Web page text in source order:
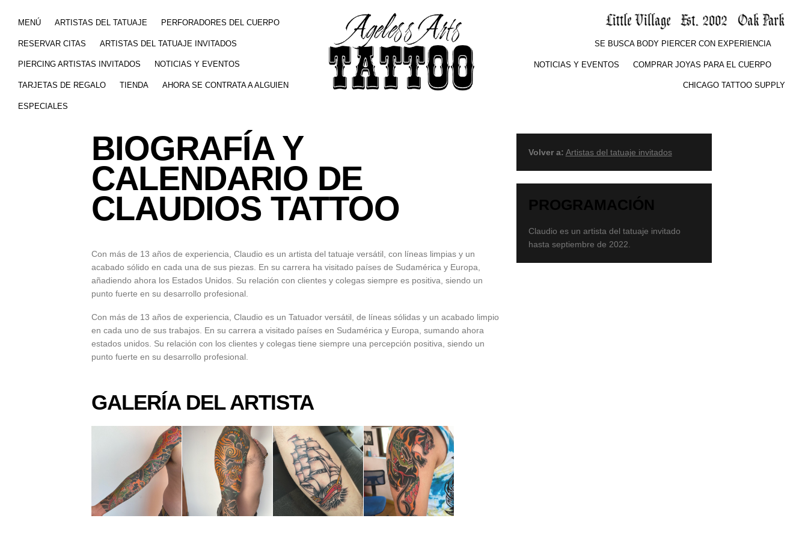
MENÚ ARTISTAS DEL TATUAJE PERFORADORES DEL CUERPO
RESERVAR CITAS ARTISTAS DEL TATUAJE INVITADOS
PIERCING ARTISTAS INVITADOS NOTICIAS Y EVENTOS
TARJETAS DE REGALO TIENDA AHORA SE CONTRATA A ALGUIEN
ESPECIALES
SE BUSCA BODY PIERCER CON EXPERIENCIA
NOTICIAS Y EVENTOS COMPRAR JOYAS PARA EL CUERPO
CHICAGO TATTOO SUPPLY
BIOGRAFÍA Y
CALENDARIO DE
CLAUDIOS TATTOO
Con más de 13 años de experiencia, Claudio es un artista del tatuaje versátil, con líneas limpias y un
acabado sólido en cada una de sus piezas. En su carrera ha visitado países de Sudamérica y Europa,
añadiendo ahora los Estados Unidos. Su relación con clientes y colegas siempre es positiva, siendo un
punto fuerte en su desarrollo profesional.
Con más de 13 años de experiencia, Claudio es un Tatuador versátil, de líneas sólidas y un acabado limpio
en cada uno de sus trabajos. En su carrera a visitado países en Sudamérica y Europa, sumando ahora
estados unidos. Su relación con los clientes y colegas tiene siempre una percepción positiva, siendo un
punto fuerte en su desarrollo profesional.
Volver a: Artistas del tatuaje invitados
PROGRAMACIÓN
Claudio es un artista del tatuaje invitado
hasta septiembre de 2022.
GALERÍA DEL ARTISTA